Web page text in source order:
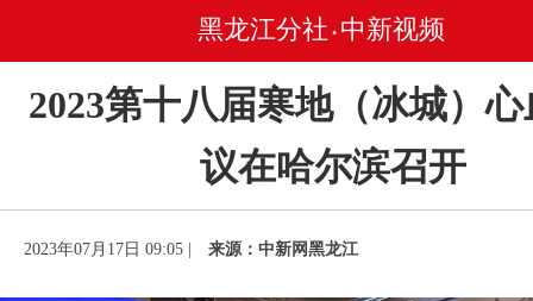
黑龙江分社 • 中新视频
2023第十八届寒地（冰城）
议在哈尔滨召开
2023年07月17日 09:05 | 来源：中新网黑龙江